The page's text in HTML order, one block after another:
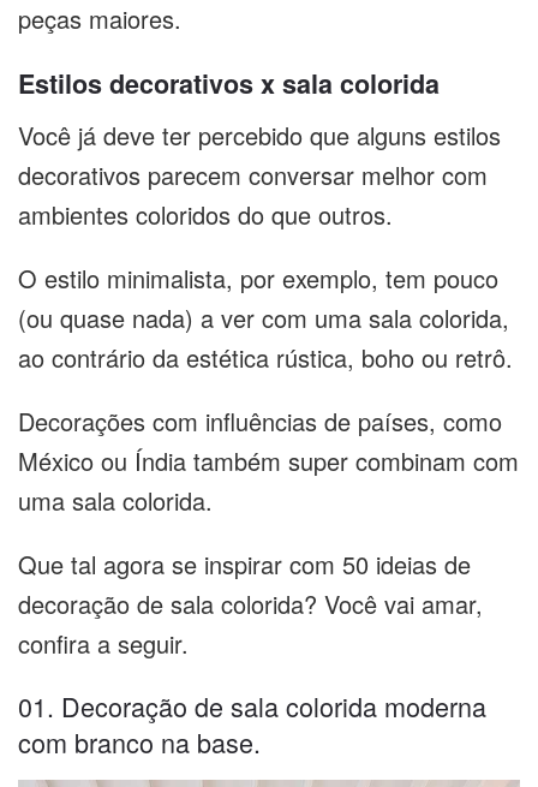
peças maiores.
Estilos decorativos x sala colorida
Você já deve ter percebido que alguns estilos
decorativos parecem conversar melhor com
ambientes coloridos do que outros.
O estilo minimalista, por exemplo, tem pouco
(ou quase nada) a ver com uma sala colorida,
ao contrário da estética rústica, boho ou retrô.
Decorações com influências de países, como
México ou Índia também super combinam com
uma sala colorida.
Que tal agora se inspirar com 50 ideias de
decoração de sala colorida? Você vai amar,
confira a seguir.
01. Decoração de sala colorida moderna
com branco na base.